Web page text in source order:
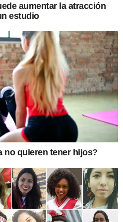
aumentar la atracción
estudio
no quieren tener hijos?